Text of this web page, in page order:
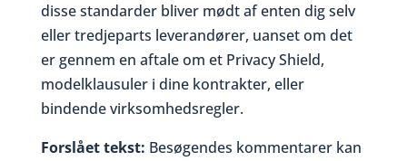
disse standarder bliver mødt af enten dig selv
eller tredjeparts leverandører, uanset om det
er gennem en aftale om et Privacy Shield,
modelklausuler i dine kontrakter, eller
bindende virksomhedsregler.
Forslået tekst: Besøgendes kommentarer kan